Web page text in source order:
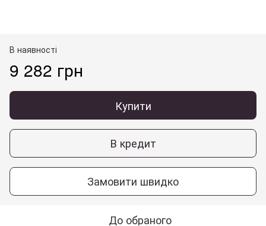
В наявності
9 282 грн
Купити
В кредит
Замовити швидко
До обраного